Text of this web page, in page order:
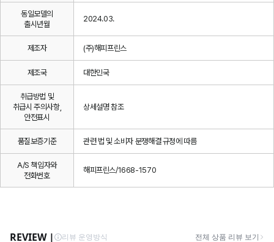
동일모델의
출시년월
2024.03.
제조자 (주)해피프린스
제조국 대한민국
취급방법 및
취급시 주의사항,
안전표시
상세설명 참조
품질보증기준 관련 법 및 소비자 분쟁해결 규정에 따름
A/S 책임자와
전화번호
해피프린스/1668-1570